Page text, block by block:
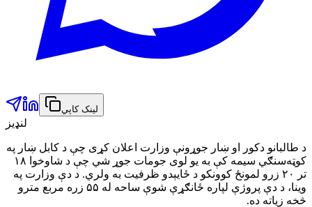
لینک کاپي
لنډیز
د طالبانو دکور او ښار جوړونې وزارت اعلان کړی چې د کابل ښار په
کوټه‌سنګي سیمه کې به یو لوی جومات جوړ شي چې د شاوخوا ۱۸
تر ۲۰ زرو لمونځ کوونکو د ځایېدو ظرفیت به ولري. د دې وزارت په
وینا، د دې پروژې لپاره ځانګړې شوې ساحه له ۵۵ زره مربع مترو
څخه زیاته ده.